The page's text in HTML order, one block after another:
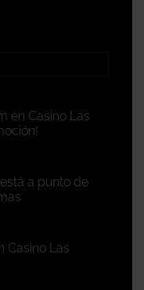
en Casino Las
a punto de
Casino Las